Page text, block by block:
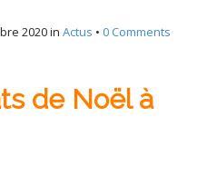
2020in Actus • 0 Comments
de Noël à